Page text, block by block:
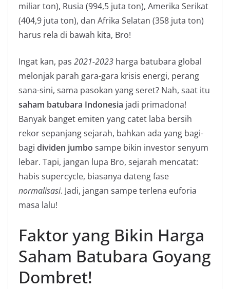
miliar ton), Rusia (994,5 juta ton), Amerika Serikat
(404,9 juta ton), dan Afrika Selatan (358 juta ton)
harus rela di bawah kita, Bro!
Ingat kan, pas 2021-2023 harga batubara global
melonjak parah gara-gara krisis energi, perang
sana-sini, sama pasokan yang seret? Nah, saat itu
saham batubara Indonesia jadi primadona!
Banyak banget emiten yang catet laba bersih
rekor sepanjang sejarah, bahkan ada yang bagi-
bagi dividen jumbo sampe bikin investor senyum
lebar. Tapi, jangan lupa Bro, sejarah mencatat:
habis supercycle, biasanya dateng fase
normalisasi. Jadi, jangan sampe terlena euforia
masa lalu!
Faktor yang Bikin Harga
Saham Batubara Goyang
Dombret!